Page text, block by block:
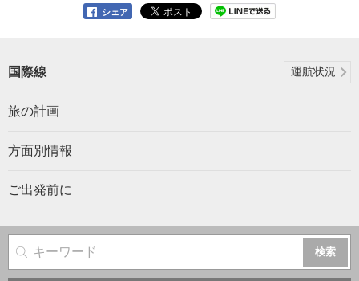
シェア
国際線 運航状況
旅の計画
方面別情報
ご出発前に
サイト内検索